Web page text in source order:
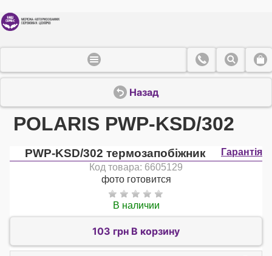
Назад
POLARIS PWP-KSD/302
Гарантія
PWP-KSD/302 термозапобіжник
Код товара: 6605129
фото готовится
В наличии
103 грн В корзину